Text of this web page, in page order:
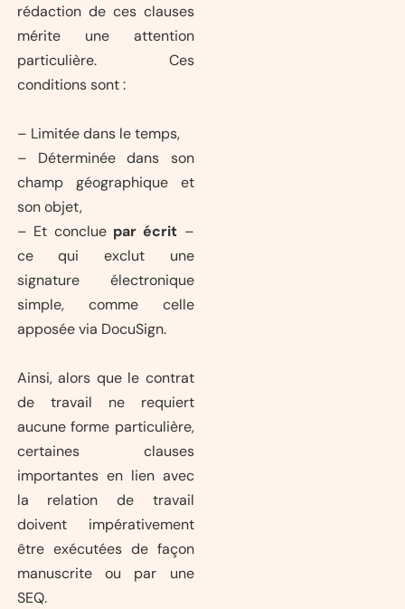
rédaction de ces clauses
mérite une attention
particulière. Ces
conditions sont :
– Limitée dans le temps,
– Déterminée dans son
champ géographique et
son objet,
– Et conclue par écrit –
ce qui exclut une
signature électronique
simple, comme celle
apposée via DocuSign.
Ainsi, alors que le contrat
de travail ne requiert
aucune forme particulière,
certaines clauses
importantes en lien avec
la relation de travail
doivent impérativement
être exécutées de façon
manuscrite ou par une
SEQ.